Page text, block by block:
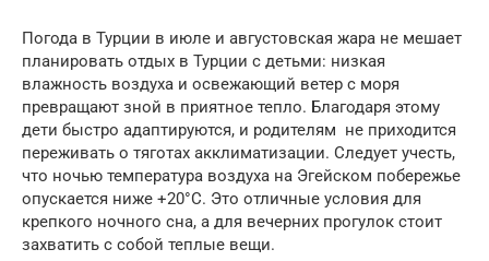
Погода в Турции в июле и августовская жара не мешает
планировать отдых в Турции с детьми: низкая
влажность воздуха и освежающий ветер с моря
превращают зной в приятное тепло. Благодаря этому
дети быстро адаптируются, и родителям не приходится
переживать о тяготах акклиматизации. Следует учесть,
что ночью температура воздуха на Эгейском побережье
опускается ниже +20°С. Это отличные условия для
крепкого ночного сна, а для вечерних прогулок стоит
захватить с собой теплые вещи.